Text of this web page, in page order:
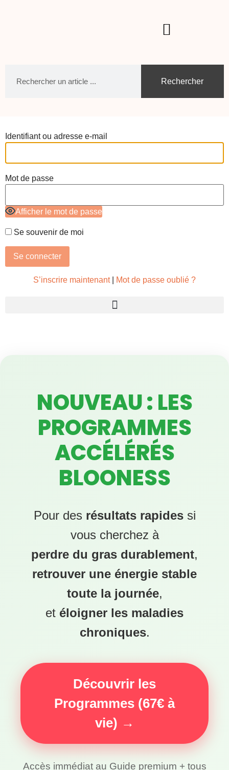
Rechercher
Identifiant ou adresse e-mail
Mot de passe
Afficher le mot de passe
Se souvenir de moi
S’inscrire maintenant| Mot de passe oublié ?
NOUVEAU : LES
PROGRAMMES
ACCÉLÉRÉS
BLOONESS
Pour des résultats rapidessi
vous cherchez à
perdre du gras durablement,
retrouver une énergie stable
toute la journée,
et éloigner les maladies
chroniques.
Découvrir les
Programmes (67€ à
vie) →
Accès immédiat au Guide premium + tous